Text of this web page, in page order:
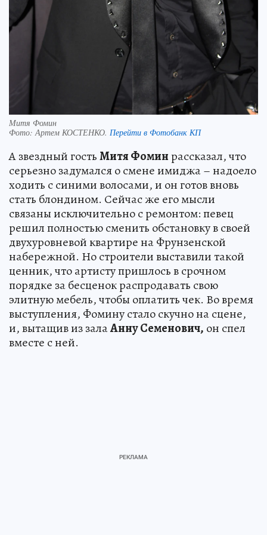
Митя Фомин
Фото: Артем КОСТЕНКО. Перейти в Фотобанк КП
А звездный гостьМитя Фоминрассказал, что
серьезно задумался о смене имиджа – надоело
ходить с синими волосами, и он готов вновь
стать блондином. Сейчас же его мысли
связаны исключительно с ремонтом: певец
решил полностью сменить обстановку в своей
двухуровневой квартире на Фрунзенской
набережной. Но строители выставили такой
ценник, что артисту пришлось в срочном
порядке за бесценок распродавать свою
элитную мебель, чтобы оплатить чек. Во время
выступления, Фомину стало скучно на сцене,
и, вытащив из залаАнну Семенович, он спел
вместе с ней.